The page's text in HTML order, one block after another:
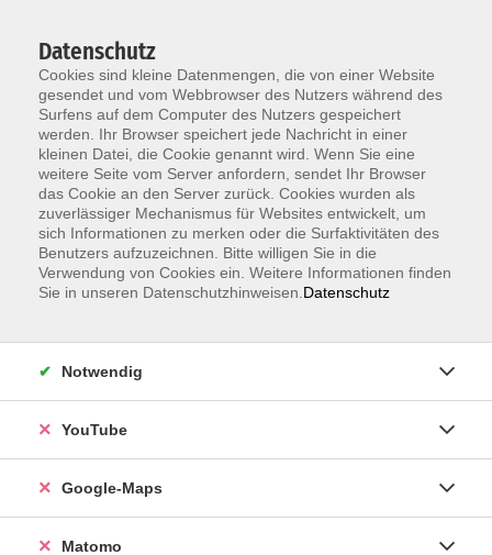
Zum Hauptinhalt springen
Neu ab 1.7.:Anmeldung zum Einbürgerungstest jetzt ohne
Terminvereinbarung –alle Infos
ZUM HERBST-WINTER-TRIMESTER
1.000 neue Kursideen online
Datenschutz
Cookies sind kleine Datenmengen, die von einer Website
gesendet und vom Webbrowser des Nutzers während des
Surfens auf dem Computer des Nutzers gespeichert
werden. Ihr Browser speichert jede Nachricht in einer
kleinen Datei, die Cookie genannt wird. Wenn Sie eine
weitere Seite vom Server anfordern, sendet Ihr Browser
das Cookie an den Server zurück. Cookies wurden als
zuverlässiger Mechanismus für Websites entwickelt, um
sich Informationen zu merken oder die Surfaktivitäten des
Benutzers aufzuzeichnen. Bitte willigen Sie in die
Verwendung von Cookies ein. Weitere Informationen finden
Sie in unseren Datenschutzhinweisen. Datenschutz
Notwendig
YouTube
Google-Maps
Matomo